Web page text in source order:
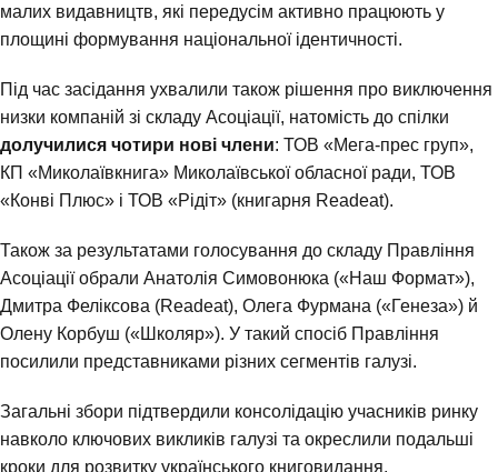
малих видавництв, які передусім активно працюють у
площині формування національної ідентичності.
Під час засідання ухвалили також рішення про виключення
низки компаній зі складу Асоціації, натомість до спілки
долучилися чотири нові члени: ТОВ «Мега-прес груп»,
КП «Миколаївкнига» Миколаївської обласної ради, ТОВ
«Конві Плюс» і ТОВ «Рідіт» (книгарня Readeat).
Також за результатами голосування до складу Правління
Асоціації обрали Анатолія Симовонюка («Наш Формат»),
Дмитра Феліксова (Readeat), Олега Фурмана («Генеза») й
Олену Корбуш («Школяр»). У такий спосіб Правління
посилили представниками різних сегментів галузі.
Загальні збори підтвердили консолідацію учасників ринку
навколо ключових викликів галузі та окреслили подальші
кроки для розвитку українського книговидання.